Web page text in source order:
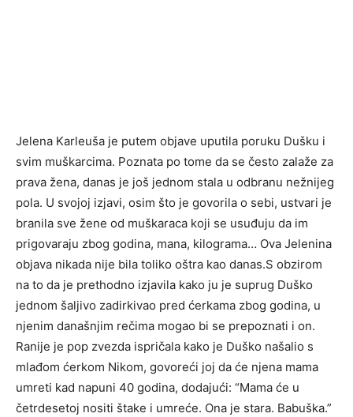
Jelena Karleuša je putem objave uputila poruku Dušku i
svim muškarcima. Poznata po tome da se često zalaže za
prava žena, danas je još jednom stala u odbranu nežnijeg
pola. U svojoj izjavi, osim što je govorila o sebi, ustvari je
branila sve žene od muškaraca koji se usuđuju da im
prigovaraju zbog godina, mana, kilograma… Ova Jelenina
objava nikada nije bila toliko oštra kao danas.S obzirom
na to da je prethodno izjavila kako ju je suprug Duško
jednom šaljivo zadirkivao pred ćerkama zbog godina, u
njenim današnjim rečima mogao bi se prepoznati i on.
Ranije je pop zvezda ispričala kako je Duško našalio s
mlađom ćerkom Nikom, govoreći joj da će njena mama
umreti kad napuni 40 godina, dodajući: “Mama će u
četrdesetoj nositi štake i umreće. Ona je stara. Babuška.”